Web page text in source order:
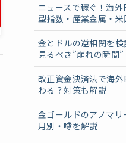
ニュースで稼ぐ！海
型指数・産業金属・米
金とドルの逆相関を
見るべき”崩れの瞬間”
改正資金決済法で海
わる？対策も解説
金ゴールドのアノマリ
月別・噂を解説